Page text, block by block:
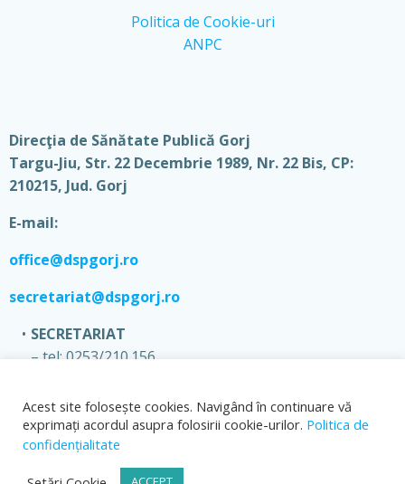
Politica de Cookie-uri
ANPC
Direcţia de Sănătate Publică Gorj
Targu-Jiu, Str. 22 Decembrie 1989, Nr. 22 Bis, CP:
210215, Jud. Gorj
E-mail:
office@dspgorj.ro
secretariat@dspgorj.ro
SECRETARIAT
– tel: 0253/210.156
Acest site folosește cookies. Navigând în continuare vă
exprimați acordul asupra folosirii cookie-urilor. Politica de
confidențialitate